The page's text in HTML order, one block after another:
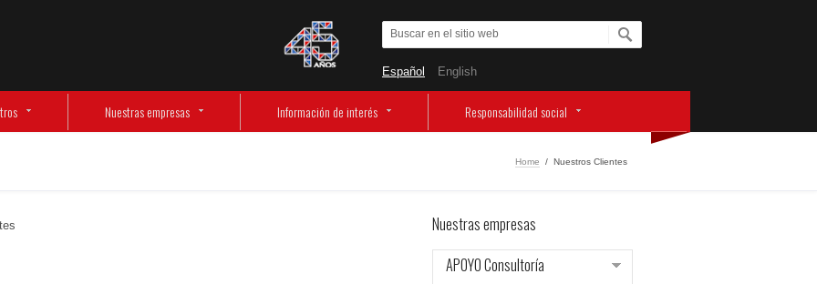
Español English
Nuestras empresas Información de interés Responsabilidad social
Home / Nuestros Clientes
Nuestras empresas
APOYO Consultoría